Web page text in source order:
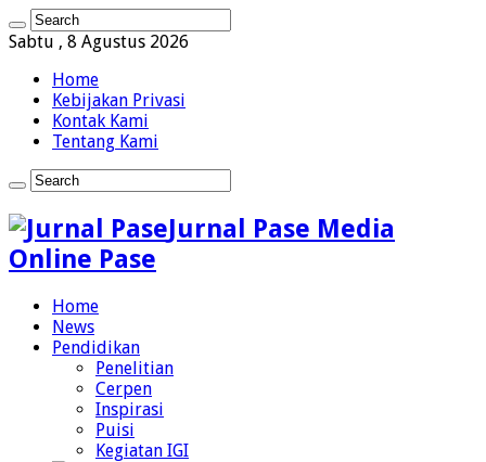
Sabtu , 8 Agustus 2026
Home
Kebijakan Privasi
Kontak Kami
Tentang Kami
Jurnal Pase Media
Online Pase
Home
News
Pendidikan
Penelitian
Cerpen
Inspirasi
Puisi
Kegiatan IGI